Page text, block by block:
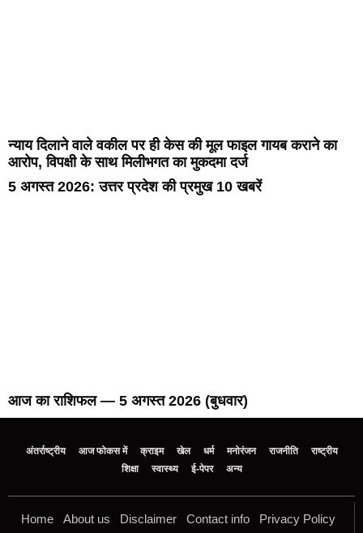
न्याय दिलाने वाले वकील पर ही केस की मूल फाइल गायब कराने का
आरोप, विपक्षी के साथ मिलीभगत का मुकदमा दर्ज
5 अगस्त 2026: उत्तर प्रदेश की प्रमुख 10 खबरें
आज का राशिफल — 5 अगस्त 2026 (बुधवार)
अंतर्राष्ट्रीय आज फोकस में क्राइम खेल धर्म मनोरंजन राजनीति
राष्ट्रीय
शिक्षा
स्वास्थ्य ई-पेपर अन्य
Home About us Disclaimer Contact info Privacy Policy